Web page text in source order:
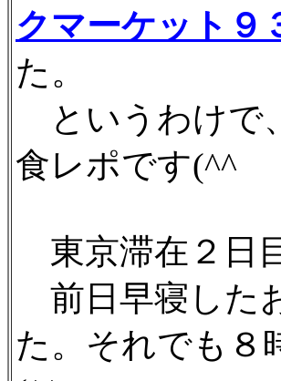
クマーケット９
た。
というわけで
食レポです(^^ゞ
東京滞在２日
前日早寝した
た。それでも８